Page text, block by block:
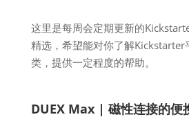
这里是每周会定期更新的
精选，希望能对你了解Kickstarter
类，提供一定程度的帮助。
DUEX Max | 磁性连接的便